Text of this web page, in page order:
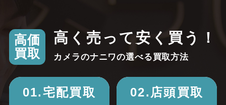
高価
買取
高く売って安く買う！
カメラのナニワの選べる買取方法
01.宅配買取 02.店頭買取